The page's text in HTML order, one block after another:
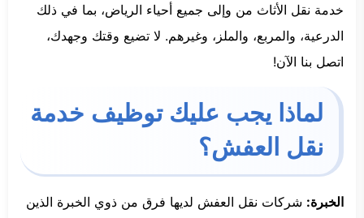
خدمة نقل الأثاث من وإلى جميع أحياء الرياض، بما في ذلك
الدرعية، والمربع، والملز، وغيرهم. لا تضيع وقتك وجهدك،
اتصل بنا الآن!
لماذا يجب عليك توظيف خدمة
نقل العفش؟
الخبرة: شركات نقل العفش لديها فرق من ذوي الخبرة الذين